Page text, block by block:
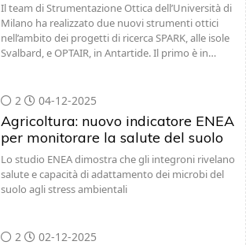
Il team di Strumentazione Ottica dell’Università di
Milano ha realizzato due nuovi strumenti ottici
nell’ambito dei progetti di ricerca SPARK, alle isole
Svalbard, e OPTAIR, in Antartide. Il primo è in…
2 04-12-2025
Agricoltura: nuovo indicatore ENEA
per monitorare la salute del suolo
Lo studio ENEA dimostra che gli integroni rivelano
salute e capacità di adattamento dei microbi del
suolo agli stress ambientali
2 02-12-2025